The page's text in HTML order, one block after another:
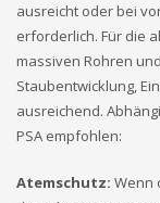
ausreicht oder bei
erforderlich. Für die
massiven Rohren
Staubentwicklung,
ausreichend.
PSA empfohlen:
Atemschutz: Wenn